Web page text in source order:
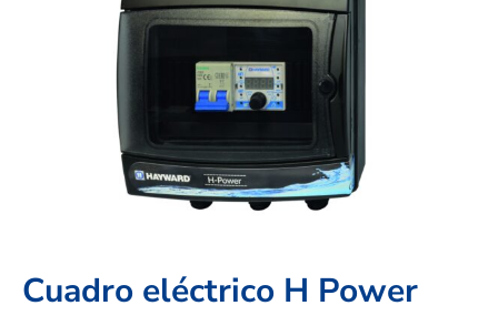
Cuadro eléctrico H Power